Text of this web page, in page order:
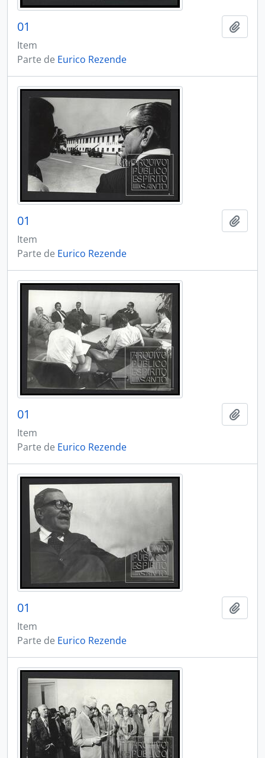
01
Item
Parte de Eurico Rezende
01
Item
Parte de Eurico Rezende
01
Item
Parte de Eurico Rezende
01
Item
Parte de Eurico Rezende